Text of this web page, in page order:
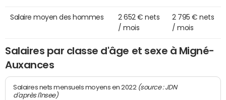
Salaire moyen des hommes
2 652 € nets
/ mois
2 795 € nets
/ mois
Salaires par classe d'âge et sexe à Migné-
Auxances
Salaires nets mensuels moyens en 2022 (source : JDN
d'après l'Insee)